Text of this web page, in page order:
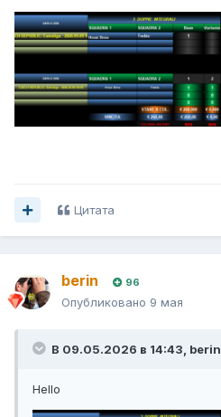
Цитата
berin 96
Опубликовано 9 мая
В 09.05.2026 в 14:43, berin
Hello